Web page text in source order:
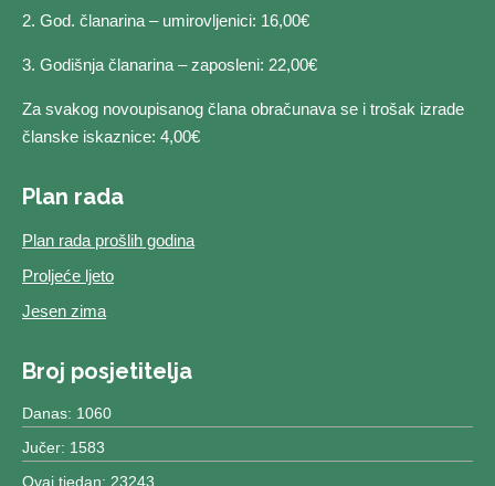
2. God. članarina – umirovljenici: 16,00€
3. Godišnja članarina – zaposleni: 22,00€
Za svakog novoupisanog člana obračunava se i trošak izrade
članske iskaznice: 4,00€
Plan rada
Plan rada prošlih godina
Proljeće ljeto
Jesen zima
Broj posjetitelja
Danas: 1060
Jučer: 1583
Ovaj tjedan: 23243